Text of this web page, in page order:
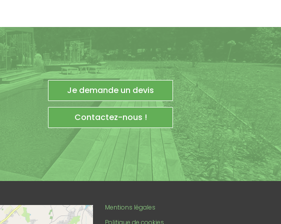
Je demande un devis
Contactez-nous !
Mentions légales
Politique de cookies